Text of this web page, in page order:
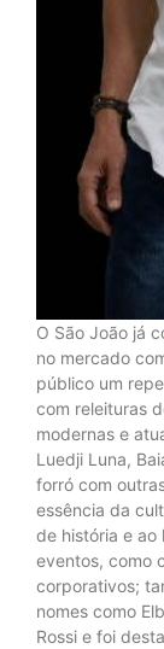
O São João já
no mercado
público um
com releituras
modernas e
Luedji Luna,
forró com
essência da
de história e ao
eventos, como
corporativos;
nomes como
Rossi e foi